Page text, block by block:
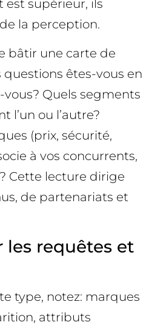
est supérieur, ils
la perception.
bâtir une carte de
êtes-vous en
vous? Quels segments
l’un ou l’autre?
(prix, sécurité,
à vos concurrents,
Cette lecture dirige
de partenariats et
les requêtes et
type, notez: marques
attributs